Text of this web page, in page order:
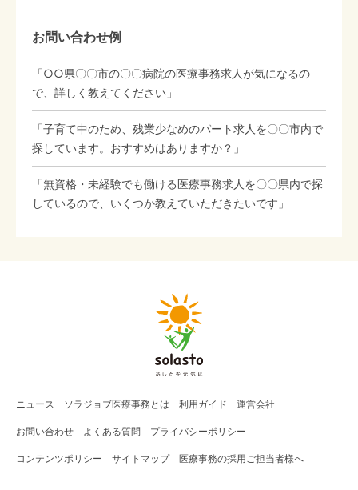
お問い合わせ例
「○○県〇〇市の〇〇病院の医療事務求人が気になるの
で、詳しく教えてください」
「子育て中のため、残業少なめのパート求人を〇〇市内で
探しています。おすすめはありますか？」
「無資格・未経験でも働ける医療事務求人を〇〇県内で探
しているので、いくつか教えていただきたいです」
ニュース ソラジョブ医療事務 とは 利用ガイド 運営会社
お問い合わせ よくある質問 プライバシーポリシー
コンテンツポリシー サイトマップ 医療事務の採用ご担当者様へ